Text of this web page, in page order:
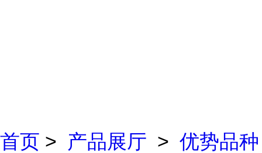
首页 > 产品展厅 > 优势品种